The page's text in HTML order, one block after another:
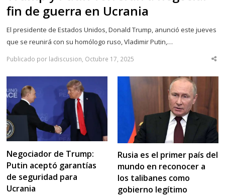
fin de guerra en Ucrania
El presidente de Estados Unidos, Donald Trump, anunció este jueves
que se reunirá con su homólogo ruso, Vladimir Putin,…
Publicado por ladiscusion, Octubre 17, 2025
Negociador de Trump:
Putin aceptó garantías
de seguridad para
Ucrania
Rusia es el primer país del
mundo en reconocer a
los talibanes como
gobierno legítimo